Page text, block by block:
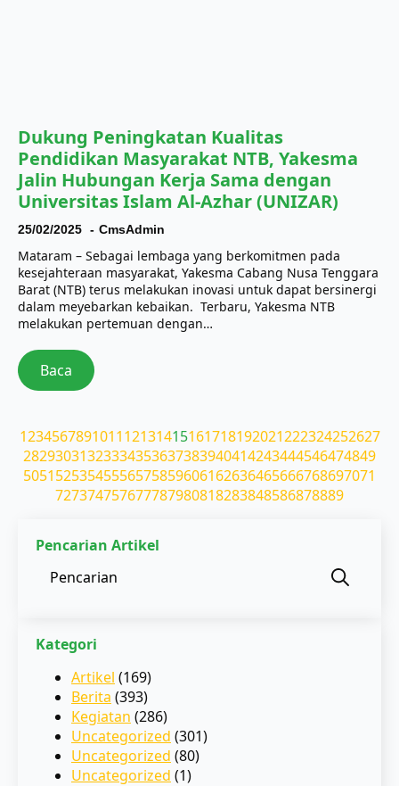
Dukung Peningkatan Kualitas
Pendidikan Masyarakat NTB, Yakesma
Jalin Hubungan Kerja Sama dengan
Universitas Islam Al-Azhar (UNIZAR)
25/02/2025 CmsAdmin
Mataram – Sebagai lembaga yang berkomitmen pada
kesejahteraan masyarakat, Yakesma Cabang Nusa Tenggara
Barat (NTB) terus melakukan inovasi untuk dapat bersinergi
dalam meyebarkan kebaikan. Terbaru, Yakesma NTB
melakukan pertemuan dengan…
Baca
123456789101112131415161718192021222324252627
28293031323334353637383940414243444546474849
50515253545556575859606162636465666768697071
727374757677787980818283848586878889
Pencarian Artikel
Kategori
Artikel (169)
Berita (393)
Kegiatan (286)
Uncategorized (301)
Uncategorized (80)
Uncategorized (1)